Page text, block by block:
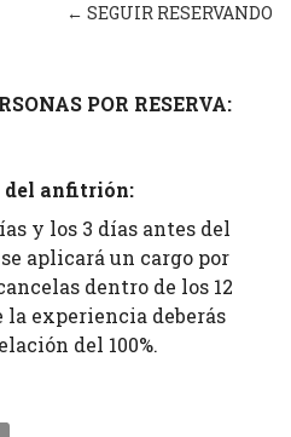
← SEGUIR RESERVANDO
POR RESERVA:
del anfitrión:
y los 3 días antes del
aplicará un cargo por
dentro de los 12
experiencia deberás
del 100%.